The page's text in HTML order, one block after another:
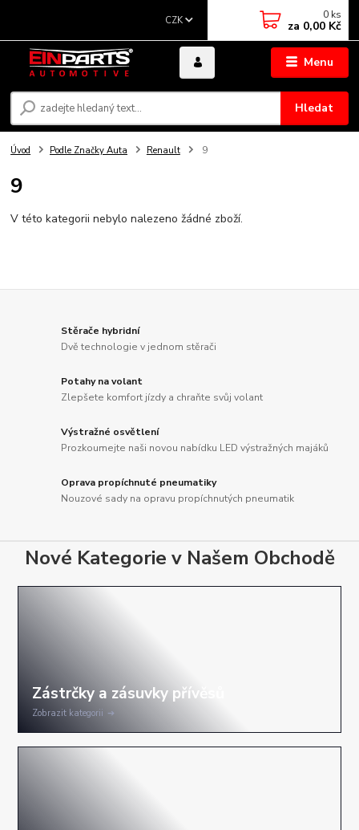
Menu
CZK
Hledat
0 ks
za 0,00 Kč
Úvod Podle Značky Auta Renault 9
9
V této kategorii nebylo nalezeno žádné zboží.
Stěrače hybridní
Dvě technologie v jednom stěrači
Potahy na volant
Zlepšete komfort jízdy a chraňte svůj volant
Výstražné osvětlení
Prozkoumejte naši novou nabídku LED výstražných majáků
Oprava propíchnuté pneumatiky
Nouzové sady na opravu propíchnutých pneumatik
Nové Kategorie v Našem Obchodě
Zobrazit kategorii